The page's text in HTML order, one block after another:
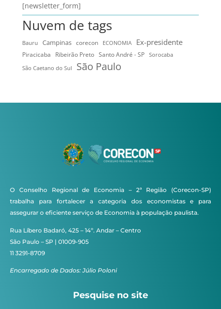
[newsletter_form]
Nuvem de tags
Bauru Campinas corecon ECONOMIA Ex-presidente
Piracicaba Ribeirão Preto Santo André - SP
Sorocaba
São Caetano do Sul
São Paulo
O Conselho Regional de Economia – 2ª Região (Corecon-SP)
trabalha para fortalecer a categoria dos economistas e para
assegurar o eficiente serviço de Economia à população paulista.
Rua Líbero Badaró, 425 – 14º. Andar – Centro
São Paulo – SP | 01009-905
11 3291-8709
Encarregado de Dados: Júlio Poloni
Pesquise no site